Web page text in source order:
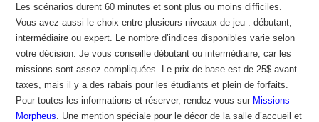
Les scénarios durent 60 minutes et sont plus ou moins difficiles.
Vous avez aussi le choix entre plusieurs niveaux de jeu : débutant,
intermédiaire ou expert. Le nombre d’indices disponibles varie selon
votre décision. Je vous conseille débutant ou intermédiaire, car les
missions sont assez compliquées. Le prix de base est de 25$ avant
taxes, mais il y a des rabais pour les étudiants et plein de forfaits.
Pour toutes les informations et réserver, rendez-vous sur Missions
Morpheus . Une mention spéciale pour le décor de la salle d’accueil et